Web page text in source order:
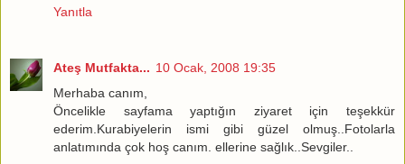
Yanıtla
Ateş Mutfakta... 10 Ocak, 2008 19:35
Merhaba canım,
Öncelikle sayfama yaptığın ziyaret için teşekkür
ederim.Kurabiyelerin ismi gibi güzel olmuş..Fotolarla
anlatımında çok hoş canım. ellerine sağlık..Sevgiler..